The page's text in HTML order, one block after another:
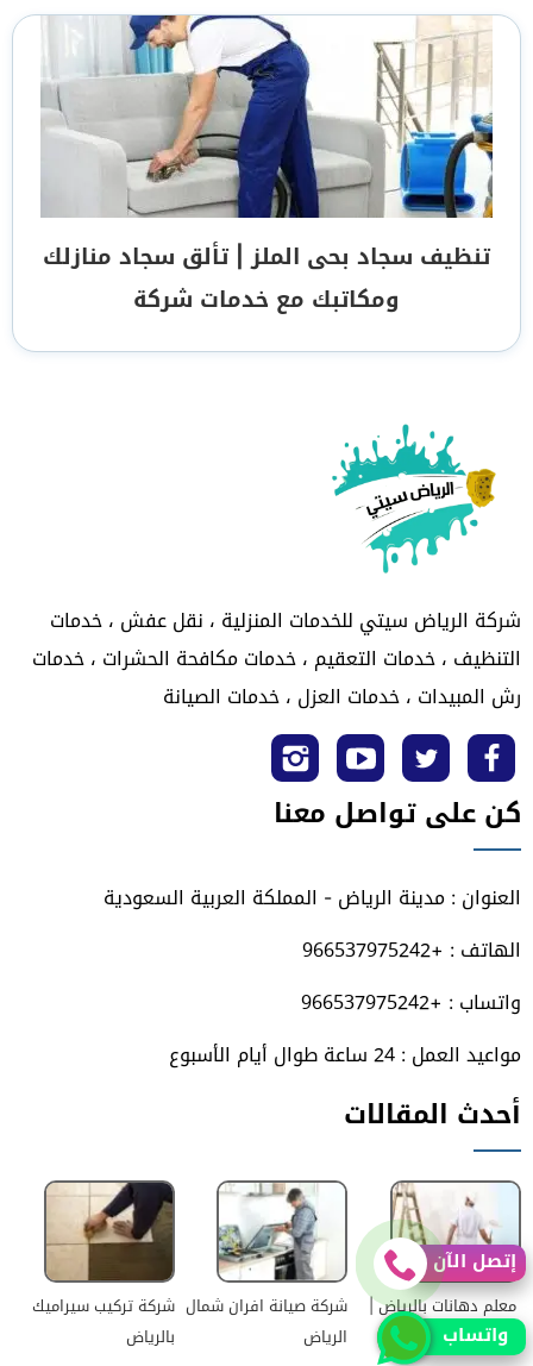
تنظيف سجاد بحى الملز | تألق سجاد منازلك
ومكاتبك مع خدمات شركة
شركة الرياض سيتي للخدمات المنزلية ، نقل عفش ، خدمات
التنظيف ، خدمات التعقيم ، خدمات مكافحة الحشرات ، خدمات
رش المبيدات ، خدمات العزل ، خدمات الصيانة
تابعنا
على
فيسبوك
تابعنا
على
تويتر
تابعنا
على
يوتيوب
تابعنا
على
انستجرام
كن على تواصل معنا
العنوان : مدينة الرياض - المملكة العربية السعودية
الهاتف : +966537975242
واتساب : +966537975242
مواعيد العمل : 24 ساعة طوال أيام الأسبوع
أحدث المقالات
معلم دهانات بالرياض |
0530704824 | للإيجار
شركة صيانة افران شمال
الرياض
شركة تركيب سيراميك
بالرياض
إتصل الآن
واتساب